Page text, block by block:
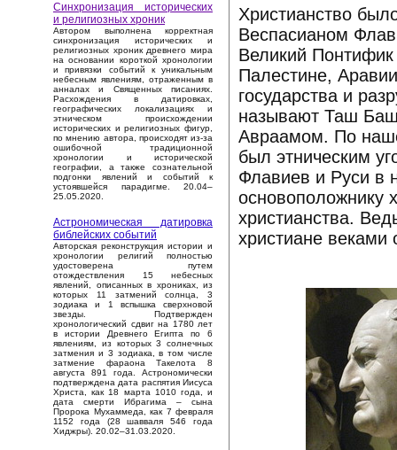
Синхронизация исторических
и религиозных хроник
Автором выполнена корректная
синхронизация исторических и
религиозных хроник древнего мира
на основании короткой хронологии
и привязки событий к уникальным
небесным явлениям, отраженным в
анналах и Священных писаниях.
Расхождения в датировках,
географических локализациях и
этническом происхождении
исторических и религиозных фигур,
по мнению автора, происходят из-за
ошибочной традиционной
хронологии и исторической
географии, а также сознательной
подгонки явлений и событий к
устоявшейся парадигме. 20.04–
25.05.2020.
Астрономическая датировка
библейских событий
Авторская реконструкция истории и
хронологии религий полностью
удостоверена путем
отождествления 15 небесных
явлений, описанных в хрониках, из
которых 11 затмений солнца, 3
зодиака и 1 вспышка сверхновой
звезды. Подтвержден
хронологический сдвиг на 1780 лет
в истории Древнего Египта по 6
явлениям, из которых 3 солнечных
затмения и 3 зодиака, в том числе
затмение фараона Такелота 8
августа 891 года. Астрономически
подтверждена дата распятия Иисуса
Христа, как 18 марта 1010 года, и
дата смерти Ибрагима – сына
Пророка Мухаммеда, как 7 февраля
1152 года (28 шавваля 546 года
Хиджры). 20.02–31.03.2020.
Христианство
Веспасианом
Великий Понтифик
Палестине,
государства и
называют Таш Баш
Авраамом. По
был этническим
Флавиев и Руси в
основоположнику
христианства.
христиане